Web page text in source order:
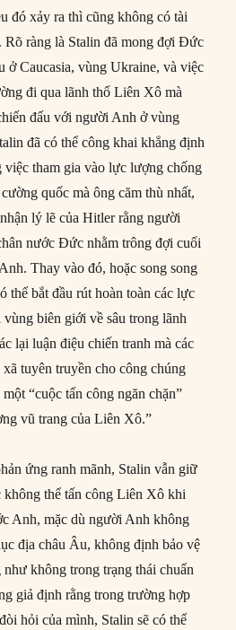
đó xảy ra thì cũng không có tài
Rõ ràng là Stalin đã mong đợi Đức
ở Caucasia, vùng Ukraine, và việc
đi qua lãnh thổ Liên Xô mà
đấu với người Anh ở vùng
đã có thể công khai khẳng định
việc tham gia vào lực lượng chống
quốc mà ông căm thù nhất,
lý lẽ của Hitler rằng người
nước Đức nhằm trông đợi cuối
Thay vào đó, hoặc song song
thể bắt đầu rút hoàn toàn các lực
biên giới về sâu trong lãnh
lại luận điệu chiến tranh mà các
tuyên truyền cho công chúng
“cuộc tấn công ngăn chặn”
vũ trang của Liên Xô.”
ứng ranh mãnh, Stalin vẫn giữ
thể tấn công Liên Xô khi
Anh, mặc dù người Anh không
địa châu Âu, không định bảo vệ
không trong trạng thái chuẩn
giả định rằng trong trường hợp
hỏi của mình, Stalin sẽ có thể